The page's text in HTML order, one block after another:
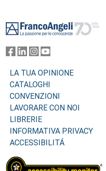
LA TUA OPINIONE
CATALOGHI
CONVENZIONI
LAVORARE CON NOI
LIBRERIE
INFORMATIVA PRIVACY
ACCESSIBILITÁ